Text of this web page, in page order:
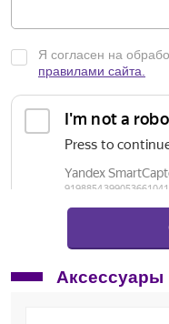
Я согласен на
правилами сайта.
Аксессуары